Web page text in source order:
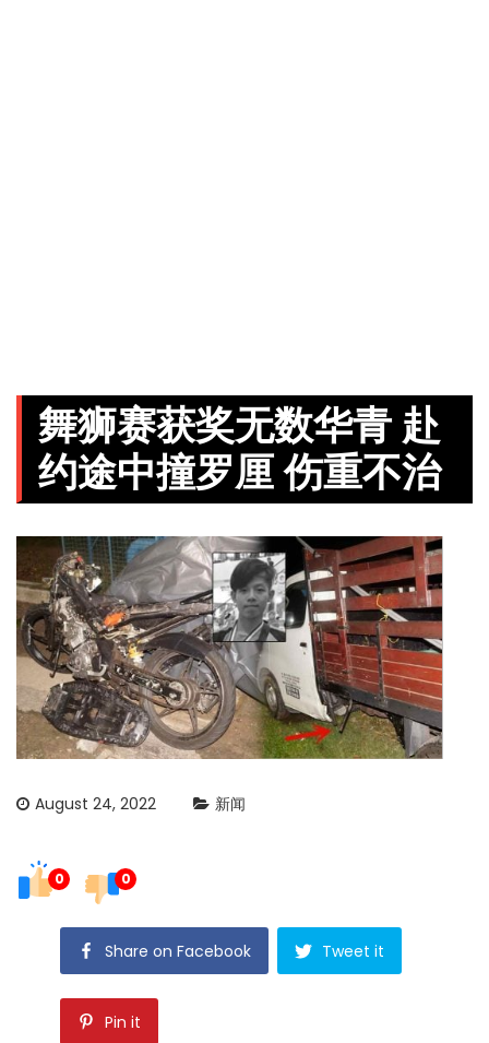
舞狮赛获奖无数华青 赴
约途中撞罗厘 伤重不治
August 24, 2022 新闻
0 0
Share on Facebook Tweet it
Pin it